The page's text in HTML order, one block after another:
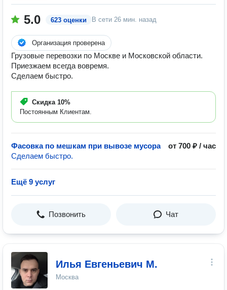
5.0 623 оценки В сети 26 мин. назад
Организация проверена
Грузовые перевозки по Москве и Московской области.
Приезжаем всегда вовремя.
Сделаем быстро.
Скидка 10%
Постоянным Клиентам.
Фасовка по мешкам при вывозе мусора
от 700 ₽ / час
Сделаем быстро.
Ещё 9 услуг
Позвонить Чат
Илья Евгеньевич М.
Москва